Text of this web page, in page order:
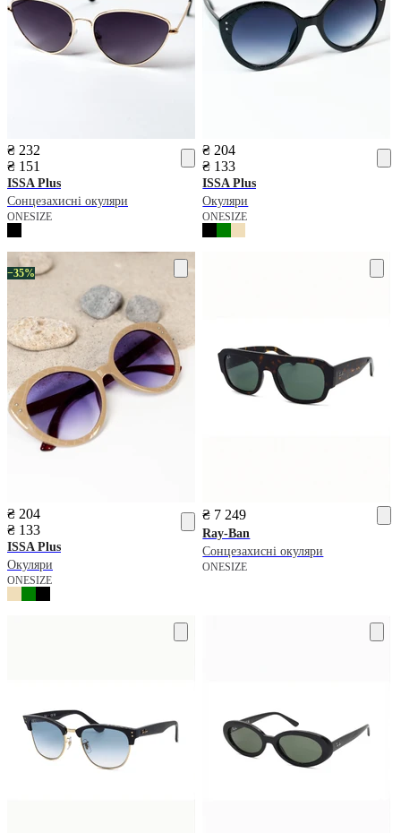
₴ 232
₴ 151
ISSA Plus
Сонцезахисні окуляри
ONESIZE
₴ 204
₴ 133
ISSA Plus
Окуляри
ONESIZE
−35%
₴ 204
₴ 133
ISSA Plus
Окуляри
ONESIZE
₴ 7 249
Ray-Ban
Сонцезахисні окуляри
ONESIZE